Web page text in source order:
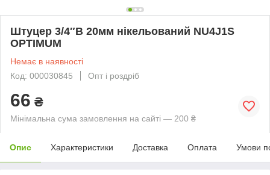
Штуцер 3/4″В 20мм нікельований NU4J1S
OPTIMUM
Немає в наявності
Код: 000030845
Опт і роздріб
66 ₴
Мінімальна сума замовлення на сайті — 200 ₴
Опис Характеристики Доставка Оплата Умови